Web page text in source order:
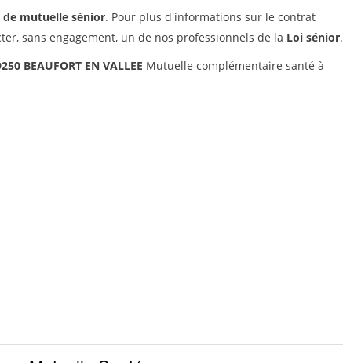
mutuelle sénior. Pour plus d'informations sur le contrat
sans engagement, un de nos professionnels de la Loi sénior.
BEAUFORT EN VALLEE Mutuelle complémentaire santé à